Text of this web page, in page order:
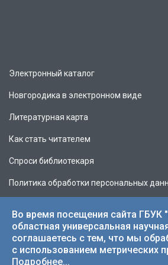
Электронный каталог
Новгородика в электронном виде
Литературная карта
Как стать читателем
Спроси библиотекаря
Политика обработки персональных
© 2026 НОУНБ.
Во время посещения сайта ГБУК
областная универсальная
соглашаетесь с тем, что мы
с использованием метрических
Подробнее...